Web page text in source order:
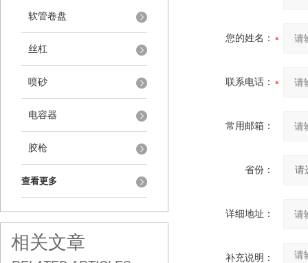
软管卷盘
丝杠
喷砂
电容器
胶枪
查看更多
相关文章
您的姓名：
联系电话：
常用邮箱：
省份：
详细地址：
补充说明：